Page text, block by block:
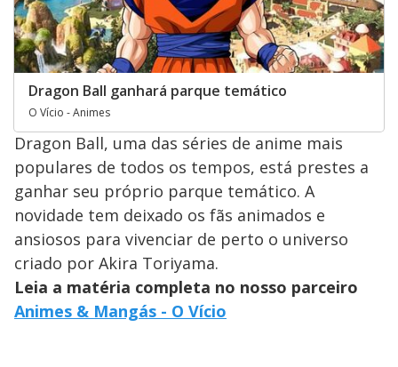
Dragon Ball ganhará parque temático
O Vício - Animes
Dragon Ball, uma das séries de anime mais
populares de todos os tempos, está prestes a
ganhar seu próprio parque temático. A
novidade tem deixado os fãs animados e
ansiosos para vivenciar de perto o universo
criado por Akira Toriyama.
Leia a matéria completa no nosso parceiro
Animes & Mangás - O Vício